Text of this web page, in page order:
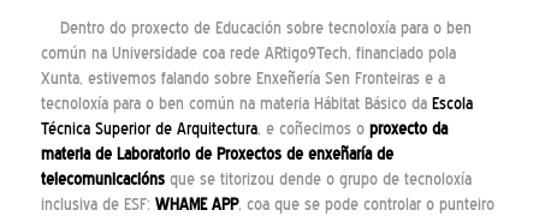
Dentro do proxecto de Educación sobre tecnoloxía para o ben
común na Universidade coa rede ARtigo9Tech, financiado pola
Xunta, estivemos falando sobre Enxeñería Sen Fronteiras e a
tecnoloxía para o ben común na materia Hábitat Básico da Escola
Técnica Superior de Arquitectura, e coñecimos o proxecto da
materia de Laboratorio de Proxectos de enxeñaría de
telecomunicaciónsque se titorizou dende o grupo de tecnoloxía
inclusiva de ESF: WHAME APP, coa que se pode controlar o punteiro